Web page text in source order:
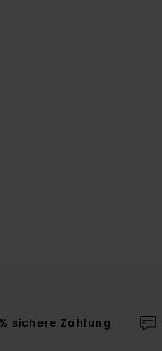
sichere Zahlung